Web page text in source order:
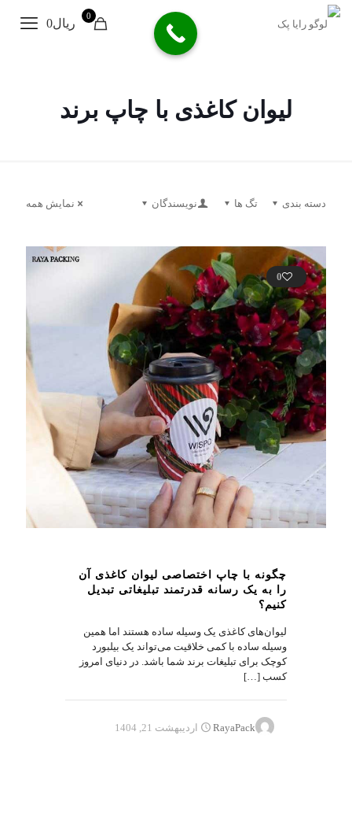
0
ریال0
لیوان کاغذی با چاپ برند
دسته بندی تگ ها نویسندگان نمایش همه
0
چگونه با چاپ اختصاصی لیوان کاغذی آن
را به یک رسانه قدرتمند تبلیغاتی تبدیل
کنیم؟
لیوان‌های کاغذی یک وسیله ساده هستند اما همین
وسیله ساده با کمی خلاقیت می‌تواند یک بیلبورد
کوچک برای تبلیغات برند شما باشد. در دنیای امروز
کسب […]
RayaPack اردیبهشت 21, 1404